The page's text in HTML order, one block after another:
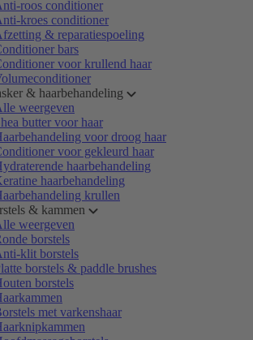
roos conditioner
kroes conditioner
& reparatiespoeling
bars
voor krullend haar
& haarbehandeling
weergeven
butter voor haar
voor droog haar
voor gekleurd haar
haarbehandeling
haarbehandeling
krullen
& kammen
weergeven
borstels
klit borstels
borstels & paddle brushes
borstels
met varkenshaar